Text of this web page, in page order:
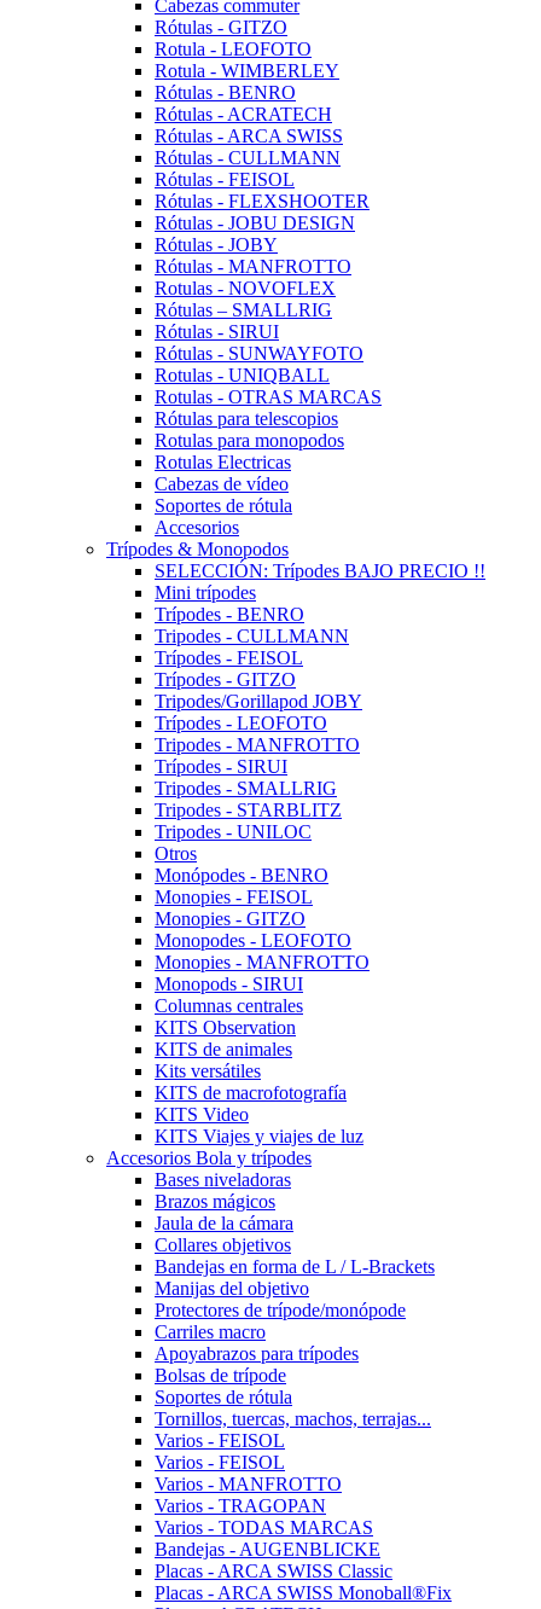
Cabezas commuter
Rótulas - GITZO
Rotula - LEOFOTO
Rotula - WIMBERLEY
Rótulas - BENRO
Rótulas - ACRATECH
Rótulas - ARCA SWISS
Rótulas - CULLMANN
Rótulas - FEISOL
Rótulas - FLEXSHOOTER
Rótulas - JOBU DESIGN
Rótulas - JOBY
Rótulas - MANFROTTO
Rotulas - NOVOFLEX
Rótulas – SMALLRIG
Rótulas - SIRUI
Rótulas - SUNWAYFOTO
Rotulas - UNIQBALL
Rotulas - OTRAS MARCAS
Rótulas para telescopios
Rotulas para monopodos
Rotulas Electricas
Cabezas de vídeo
Soportes de rótula
Accesorios
Trípodes & Monopodos
SELECCIÓN: Trípodes BAJO PRECIO !!
Mini trípodes
Trípodes - BENRO
Tripodes - CULLMANN
Trípodes - FEISOL
Trípodes - GITZO
Tripodes/Gorillapod JOBY
Trípodes - LEOFOTO
Tripodes - MANFROTTO
Trípodes - SIRUI
Tripodes - SMALLRIG
Tripodes - STARBLITZ
Tripodes - UNILOC
Otros
Monópodes - BENRO
Monopies - FEISOL
Monopies - GITZO
Monopodes - LEOFOTO
Monopies - MANFROTTO
Monopods - SIRUI
Columnas centrales
KITS Observation
KITS de animales
Kits versátiles
KITS de macrofotografía
KITS Video
KITS Viajes y viajes de luz
Accesorios Bola y trípodes
Bases niveladoras
Brazos mágicos
Jaula de la cámara
Collares objetivos
Bandejas en forma de L / L-Brackets
Manijas del objetivo
Protectores de trípode/monópode
Carriles macro
Apoyabrazos para trípodes
Bolsas de trípode
Soportes de rótula
Tornillos, tuercas, machos, terrajas...
Varios - FEISOL
Varios - FEISOL
Varios - MANFROTTO
Varios - TRAGOPAN
Varios - TODAS MARCAS
Bandejas - AUGENBLICKE
Placas - ARCA SWISS Classic
Placas - ARCA SWISS Monoball®Fix